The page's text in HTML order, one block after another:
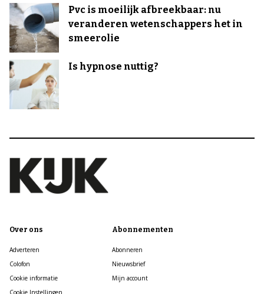
Pvc is moeilijk afbreekbaar: nu
veranderen wetenschappers het in
smeerolie
Is hypnose nuttig?
Over ons
Adverteren
Colofon
Cookie informatie
Cookie Instellingen
Abonnementen
Abonneren
Nieuwsbrief
Mijn account